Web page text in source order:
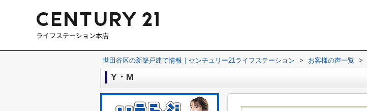
世田谷区の新築戸建て情報｜センチュリー21ライフステーション > お客様の声一覧 >
Y・M